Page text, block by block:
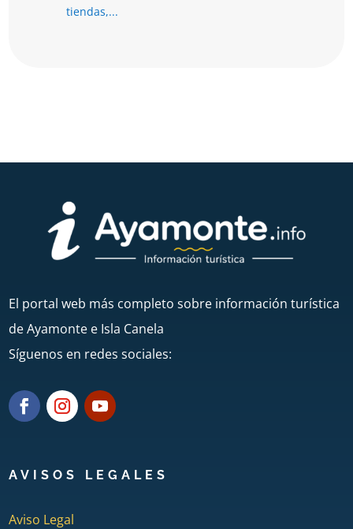
tiendas,...
El portal web más completo sobre información turística
de Ayamonte e Isla Canela
Síguenos en redes sociales:
AVISOS LEGALES
Aviso Legal